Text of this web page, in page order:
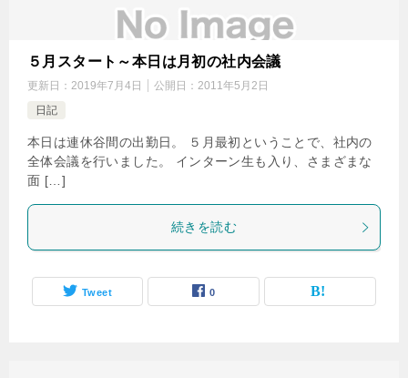
５月スタート～本日は月初の社内会議
更新日： 2019年7月4日 公開日： 2011年5月2日
日記
本日は連休谷間の出勤日。 ５月最初ということで、社内の
全体会議を行いました。 インターン生も入り、さまざまな
面 […]
続きを読む
Tweet 0